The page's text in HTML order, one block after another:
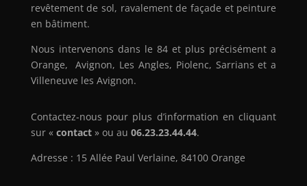
revêtement de sol, ravalement de façade et peinture
en bâtiment.
Nous intervenons dans le 84 et plus précisément a
Orange, Avignon, Les Angles, Piolenc, Sarrians et a
Villeneuve les Avignon.
Contactez-nous pour plus d’information en cliquant
sur « contact» ou au 06.23.23.44.44.
Adresse : 15 Allée Paul Verlaine, 84100 Orange